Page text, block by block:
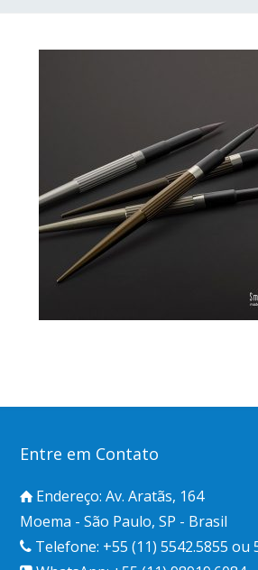
Entre em Contato
Endereço: Av. Aratãs, 164
Moema - São Paulo, SP - Brasil
Telefone: +55 (11) 5542.5855 ou